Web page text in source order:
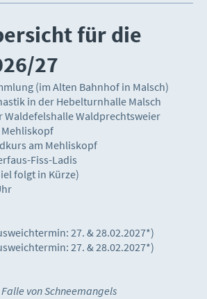
für die
27
(im Alten Bahnhof in Malsch)
in der Hebelturnhalle Malsch
Waldefelshalle Waldprechtsweier
am Mehliskopf
Fiss-Ladis
folgt in Kürze)
27. & 28.02.2027*)
27. & 28.02.2027*)
von Schneemangels